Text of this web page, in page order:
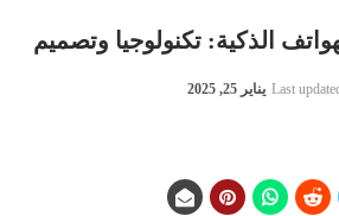
الذكية: تكنولوجيا وتصميم
Last يناير 25, 2025